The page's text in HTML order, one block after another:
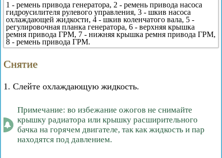
1 - ремень привода генератора, 2 - ремень привода насоса
гидроусилителя рулевого управления, 3 - шкив насоса
охлаждающей жидкости, 4 - шкив коленчатого вала, 5 -
регулировочная планка генератора, 6 - верхняя крышка
ремня привода ГРМ, 7 - нижняя крышка ремня привода ГРМ,
8 - ремень привода ГРМ.
Снятие
1. Слейте охлаждающую жидкость.
Примечание: во избежание ожогов не снимайте
крышку радиатора или крышку расширительного
бачка на горячем двигателе, так как жидкость и пар
находятся под давлением.